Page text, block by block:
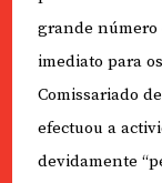
grande número
imediato para
Comissariado
efectuou a
devidamente